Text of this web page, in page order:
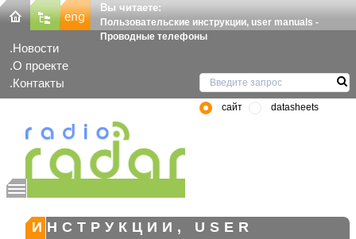
Вы читаете:
Пользовательские инструкции, user manuals -
Проводные телефоны
Новости
О проекте
Контакты
сайт datasheets
ИНСТРУКЦИИ, USER